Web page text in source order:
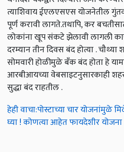
त्याशिवाय ईएलएसएस योजनेतील
पूर्ण करावी लागते.तथापि, कर
लोकांना खूप संकटे झेलावी लागली
दरम्यान तीन दिवस बंद होत्या .
सोमवारी होळीमुळे बँक बंद होता हे
आरबीआयच्या वेबसाइटनुसारकाही
सुद्धा बंद राहतील .
हेही वाचा:पोस्टाच्या चार
घ्या ! कोणत्या आहेत फायदेशीर योजना